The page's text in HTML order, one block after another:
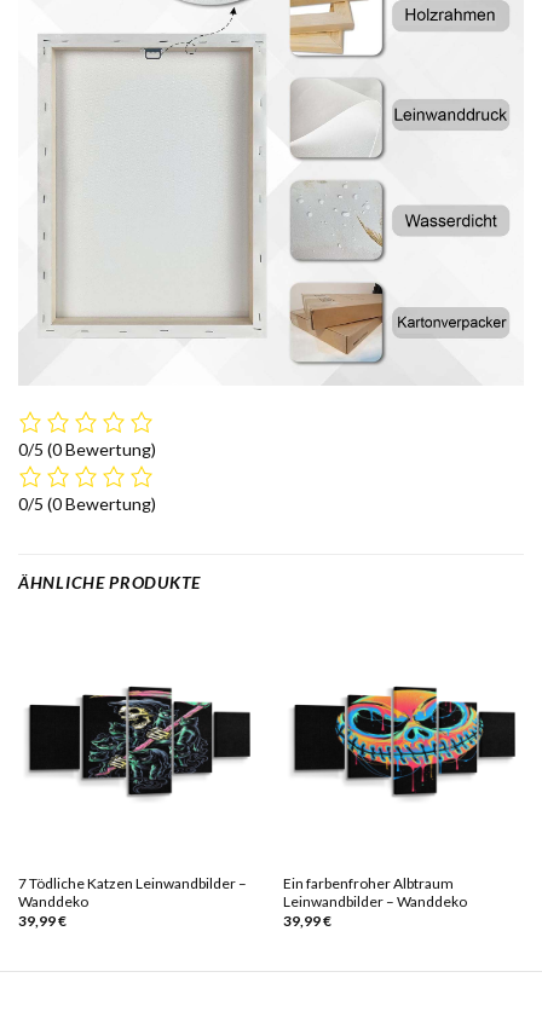
0/5 (0 Bewertung)
0/5 (0 Bewertung)
ÄHNLICHE PRODUKTE
7 Tödliche Katzen Leinwandbilder –
Wanddeko
39,99€
Ein farbenfroher Albtraum
Leinwandbilder – Wanddeko
39,99€